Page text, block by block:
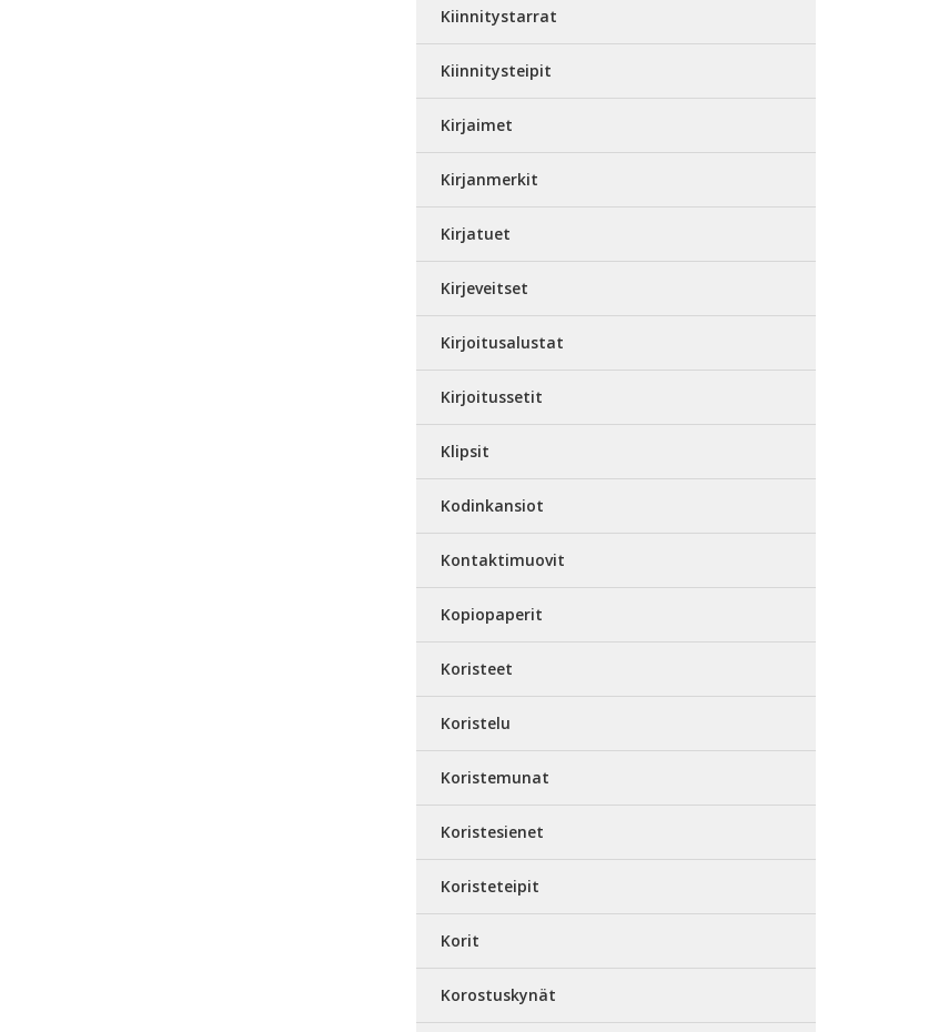
Kiinnitystarrat
Kiinnitysteipit
Kirjaimet
Kirjanmerkit
Kirjatuet
Kirjeveitset
Kirjoitusalustat
Kirjoitussetit
Klipsit
Kodinkansiot
Kontaktimuovit
Kopiopaperit
Koristeet
Koristelu
Koristemunat
Koristesienet
Koristeteipit
Korit
Korostuskynät